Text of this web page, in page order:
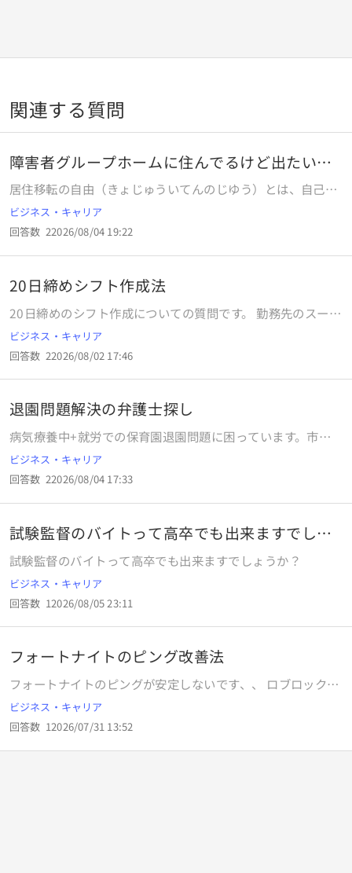
関連する質問
障害者グループホームに住んでるけど出たい知
恵貸して
居住移転の自由（きょじゅういてんのじゆう）とは、自己の
欲する所に住所または居所を定め、移転し、自己の意思に反
して居住地を移されることのない自由[1]。移動の自由ともっ
て書いてあるのにそれを職員さんに告げても入るときに母親
と一緒にサインしたから出るときも母親の許可がいると言わ
ください グループホーム契約書 利用者は本契約の有効期間
中本契約を解除することができます この場合には利用者は契
約終了を希望する日の7日前までに事業所に通知するものと
します 身元保証人は 契約解除または契約終了の場合適切な
利用者の状態にあった適切な受け入れ先を確保すること って
ビジネス・キャリア
回答数 22026/08/04 19:22
20日締めシフト作成法
20日締めのシフト作成についての質問です。 勤務先のスーパ
ーのシフト公開がいつも遅く、社員のシフト作成を肩代わり
する話でおちついたのですが、今まで紙に記入していく方式
→最終的に職場の管理PCに打ち込み確定の流れでした。 毎
度紙に書くのも疲れてきたので、自宅PCにて何かしらのツー
20日締めのテンプレが中々見つかりません。 似た条件の月
度シフトでシフト作成されている方はどういったものを利用
されているのか宜しければご教授願います。 Excel等は中々
利用した事がなく、マクロや関数についての知識が全くない
のですが条件を考えるとそちらが無難になりそうですかね…
ビジネス・キャリア
回答数 22026/08/02 17:46
退園問題解決の弁護士探し
病気療養中+就労での保育園退園問題に困っています。市は
病気療養中で登園不可能な状態を、自動退園で退園させて、
正式な2号認定の権利を保持しているにも関わらず、1号認定
へと権利さえも剥奪して、子供の教育と自立の道を妨げよう
と、退園保留の申請書さえ、受理していただけていない状況
う言うなら仕方ないですね」となだめてくるような弁護士は
避け、「それは行政手続法・社会福祉法上明らかに違法です
ね」と即座に見抜いてくれる優秀な弁護士先生がいらっしゃ
る弁護士事務所をご存知の方、どうかご教示を宜しくお願い
致します。
ビジネス・キャリア
回答数 22026/08/04 17:33
試験監督のバイトって高卒でも出来ますでしょ
うか？
試験監督のバイトって高卒でも出来ますでしょうか？
ビジネス・キャリア
回答数 12026/08/05 23:11
フォートナイトのピング改善法
フォートナイトのピングが安定しないです、、 ロブロックス
などのゲームはピング安定しているのに、フォートナイトだ
け急に300ピングぐらいに跳ね上がります、 有線です 対処法
あったら教えて欲しいです
ビジネス・キャリア
回答数 12026/07/31 13:52